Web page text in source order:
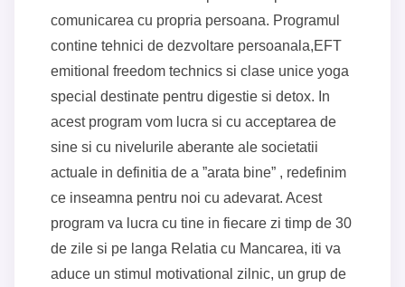
comunicarea cu propria persoana. Programul
contine tehnici de dezvoltare persoanala,EFT
emitional freedom technics si clase unice yoga
special destinate pentru digestie si detox. In
acest program vom lucra si cu acceptarea de
sine si cu nivelurile aberante ale societatii
actuale in definitia de a ”arata bine” , redefinim
ce inseamna pentru noi cu adevarat. Acest
program va lucra cu tine in fiecare zi timp de 30
de zile si pe langa Relatia cu Mancarea, iti va
aduce un stimul motivational zilnic, un grup de